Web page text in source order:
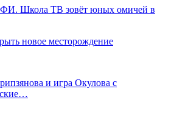
Школа ТВ зовёт юных омичей в
новое месторождение
и игра Окулова с